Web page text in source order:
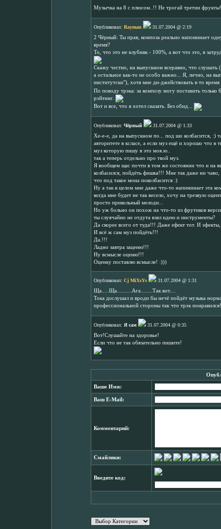
Музычка на 8 с плюсом..!! Не трогай третии
Опубликовал: Rayman
31.07.2004 @ 2:19
2 Чёрный: Ты прав, композа реально напоминает
время?
То, что это не клубняк - 100%, а вот что это, я
Скажу честно, на выпускном всеравно, что
а остальное как-то не особо важно... Я, лично, на
институтски"), хотя мне ди-джействовать в то
По поводу трэка: за композу могу поставить
рэйтинг.
Вот и все, что я хотел сказать. Без обид...
Опубликовал: Чёрный
31.07.2004 @ 1:33
Хе-е-е, да на выпускном по... под шо колбасится, :)
авторитете в ксласе, а если муз ещё и хорошо что в
муз которую пишу я это моя.ю..
так а теперь отдельно про твой муз.
Я вообщем щас почти в том же состоянии что и на
колбасился, пойдёть фишка!!! Мне так даже ни
что под такое мона поколбасится :)
Ну а так в целом мне даже что-то напиминает эта
когда мне будет не так весело, хочу на трезвую
просто прикольный мелоди...
Но уж больно он похож на что-то из фрутиков
ты слуячайно не отдута взял идею и инструменты?
Да скорее всего от туда!!! Даже ефект тот. И
И всё ж сам муз пойдёть!!!
Да.!!!
Ладно завтра заценю!!!
Ну всмысле оценю!!!
Оценку поставлю всмысле! :)))
Опубликовал: Cj MiXsYs
31.07.2004 @ 1:31
Ща.....Ща..........Ага........Так вот....
Тока дослушал и вроди бы нечё пойдёт музыка
профессиональной стороны так что трэк
Опубликовал: Я сам
31.07.2004 @ 0:35
Вот!Слушайте на здоровье!
Если что не так обязательно пишите!
Ваше Имя:
Ваш E-Mail:
Комментарий:
Смайлики:
Введите код: